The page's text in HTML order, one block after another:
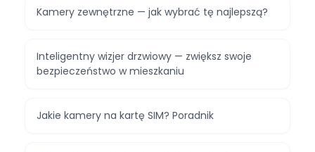
Kamery zewnętrzne — jak wybrać tę najlepszą?
Inteligentny wizjer drzwiowy — zwiększ swoje
bezpieczeństwo w mieszkaniu
Jakie kamery na kartę SIM? Poradnik